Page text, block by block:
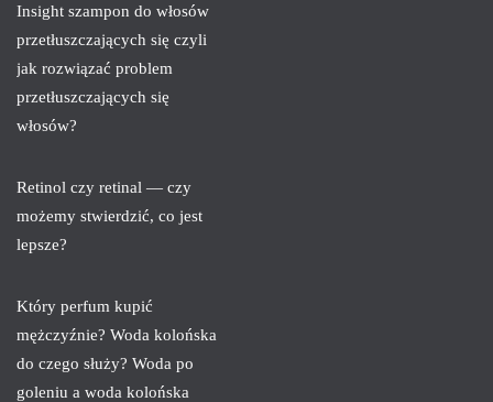
Insight szampon do włosów
przetłuszczających się czyli
jak rozwiązać problem
przetłuszczających się
włosów?
Retinol czy retinal — czy
możemy stwierdzić, co jest
lepsze?
Który perfum kupić
mężczyźnie? Woda kolońska
do czego służy? Woda po
goleniu a woda kolońska